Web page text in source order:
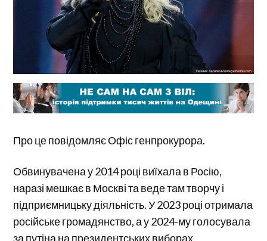
Про це повідомляє Офіс генпрокурора.
Обвинувачена у 2014 році виїхала в Росію,
наразі мешкає в Москві та веде там творчу і
підприємницьку діяльність. У 2023 році отримала
російське громадянство, а у 2024-му голосувала
за путіна на президентських виборах.